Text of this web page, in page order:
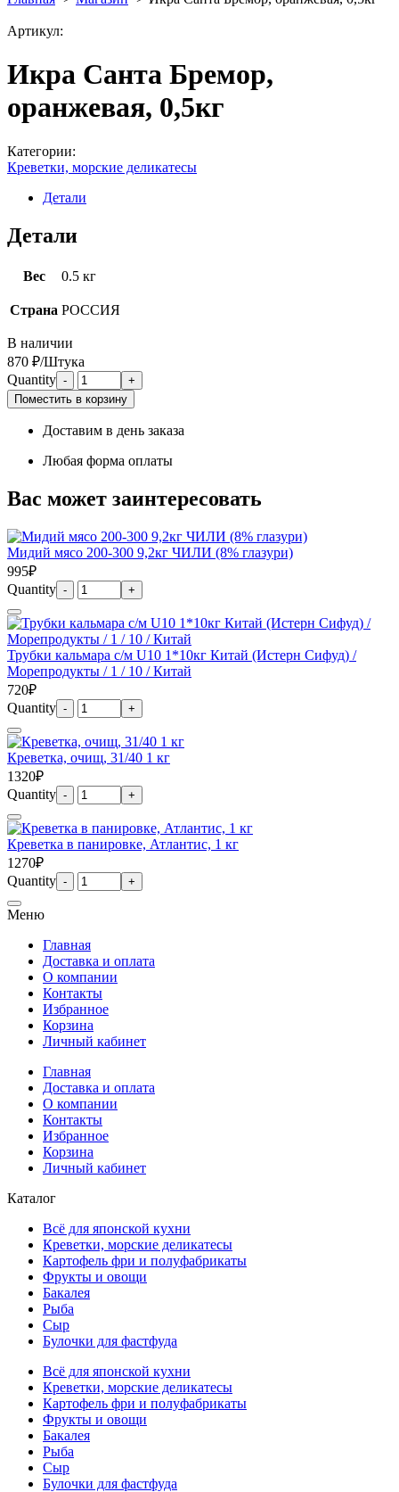
Артикул:
Икра Санта Бремор,
оранжевая, 0,5кг
Категории:
Креветки, морские деликатесы
Детали
Детали
Вес 0.5 кг
Страна РОССИЯ
В наличии
870 ₽/Штука
Quantity
Поместить в корзину
Доставим в день заказа
Любая форма оплаты
Вас может заинтересовать
Мидий мясо 200-300 9,2кг ЧИЛИ (8% глазури)
995₽
Quantity
Трубки кальмара с/м U10 1*10кг Китай (Истерн Сифуд) /
Морепродукты / 1 / 10 / Китай
720₽
Quantity
Креветка, очищ, 31/40 1 кг
1320₽
Quantity
Креветка в панировке, Атлантис, 1 кг
1270₽
Quantity
Меню
Главная
Доставка и оплата
О компании
Контакты
Избранное
Корзина
Личный кабинет
Главная
Доставка и оплата
О компании
Контакты
Избранное
Корзина
Личный кабинет
Каталог
Всё для японской кухни
Креветки, морские деликатесы
Картофель фри и полуфабрикаты
Фрукты и овощи
Бакалея
Рыба
Сыр
Булочки для фастфуда
Всё для японской кухни
Креветки, морские деликатесы
Картофель фри и полуфабрикаты
Фрукты и овощи
Бакалея
Рыба
Сыр
Булочки для фастфуда